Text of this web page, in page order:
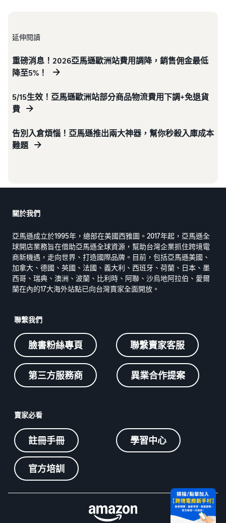
延伸閱讀
重磅消息！2026亞馬遜歐洲站費用調降，銷售佣金最低
降至5%！
5/15生效！亞馬遜歐洲站部分商品物流費用下調+免退貨
費
告別入倉煩惱！亞馬遜推出兩大神器，幫你秒殺入庫成本
難題
關於我們
亞馬遜成立於1995年，總部在美國西雅圖。2017年起，亞馬遜全
球開店業務旨在借助亞馬遜全球資源，幫助台灣企業抓住跨境電
商新機遇，走向世界、打造國際品牌。目前，包括亞馬遜美國、
加拿大、德國、英國、法國、義大利、西班牙、荷蘭、日本、墨
西哥、瑞典、澳洲、波蘭、比利時、阿聯、沙烏地阿拉伯、愛爾
蘭在內的17大海外站點已向台灣賣家全面開放。
聯繫我們
臉書粉絲專頁 聯繫賣家客服
第三方服務商 異業合作提案
賣家必看
註冊手冊 學習中心
官方培訓